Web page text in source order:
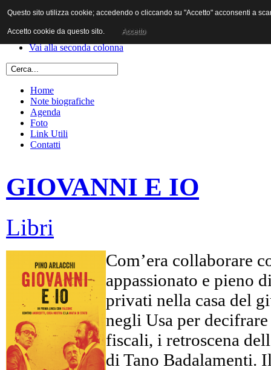
Vai al contenuto
Vai alla prima colonna
Vai alla seconda colonna
Home
Note biografiche
Agenda
Foto
Link Utili
Contatti
GIOVANNI E IO
Libri
Com’era collaborare
appassionato e pieno
privati nella casa del
negli Usa per
fiscali, i retroscena
di Tano Badalamenti.
Questo sito utilizza cookie; accedendo o cliccando su "Accetto" acconsenti a
Accetto cookie da questo sito. Accetto